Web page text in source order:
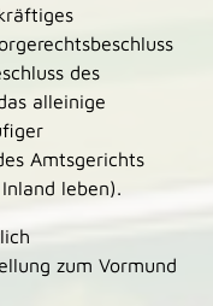
des
alleinige
Amtsgerichts
leben).
zum Vormund